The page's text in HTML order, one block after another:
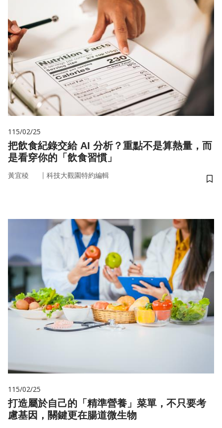
115/02/25
把飲食紀錄交給 AI 分析？重點不是算熱量，而
是看穿你的「飲食習慣」
黃宜稜 ｜ 科技大觀園特約編輯
儲
115/02/25
打造屬於自己的「精準營養」菜單，不只要考
慮基因，關鍵更在腸道微生物